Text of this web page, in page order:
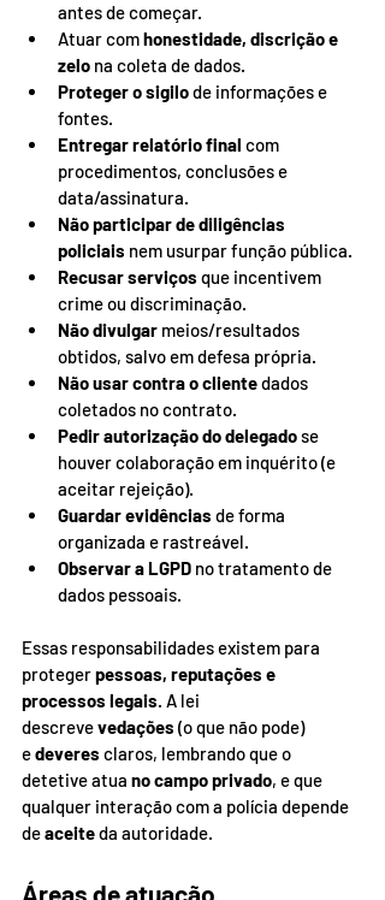
antes de começar.
Atuar com honestidade, discrição e
zelo na coleta de dados.
Proteger o sigilo de informações e
fontes.
Entregar relatório final com
procedimentos, conclusões e
data/assinatura.
Não participar de diligências
policiais nem usurpar função pública.
Recusar serviços que incentivem
crime ou discriminação.
Não divulgar meios/resultados
obtidos, salvo em defesa própria.
Não usar contra o cliente dados
coletados no contrato.
Pedir autorização do delegado se
houver colaboração em inquérito (e
aceitar rejeição).
Guardar evidências de forma
organizada e rastreável.
Observar a LGPD no tratamento de
dados pessoais.
Essas responsabilidades existem para
proteger pessoas, reputações e
processos legais. A lei
descreve vedações (o que não pode)
e deveres claros, lembrando que o
detetive atua no campo privado, e que
qualquer interação com a polícia depende
de aceite da autoridade.
Áreas de atuação